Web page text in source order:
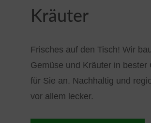
Kräuter
Frisches auf den Tisch! Wir
Gemüse und Kräuter in bester
für Sie an. Nachhaltig und
vor allem lecker.